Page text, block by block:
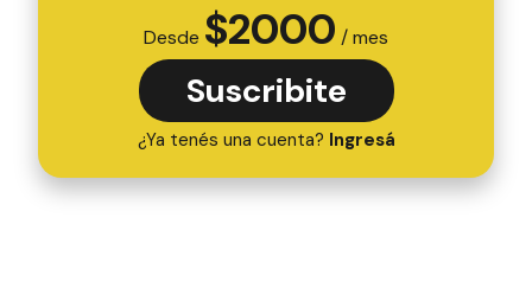
Desde $2000 / mes
Suscribite
¿Ya tenés una cuenta? Ingresá